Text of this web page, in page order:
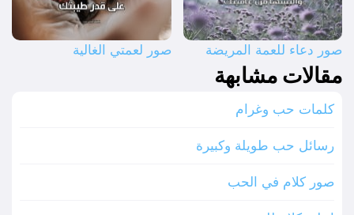
صور دعاء للعمة المريضة صور لعمتي الغالية
مقالات مشابهة
كلمات حب وغرام
رسائل حب طويلة وكبيرة
صور كلام في الحب